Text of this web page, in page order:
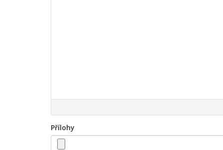
Přílohy